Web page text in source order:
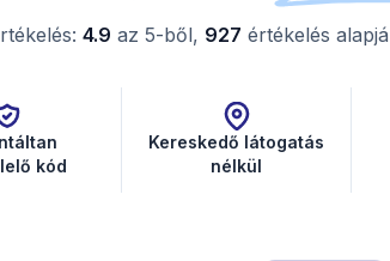
4.9 az 5-ből, 927 értékelés
kód
Kereskedő látogatás
nélkül